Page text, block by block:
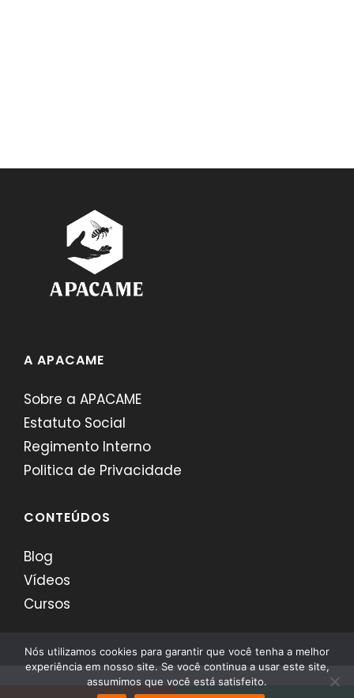
A APACAME
Sobre a APACAME
Estatuto Social
Regimento Interno
Politica de Privacidade
CONTEÚDOS
Blog
Vídeos
Cursos
Nós utilizamos cookies para garantir que você tenha a melhor
experiência em nosso site. Se você continua a usar este site,
assumimos que você está satisfeito.